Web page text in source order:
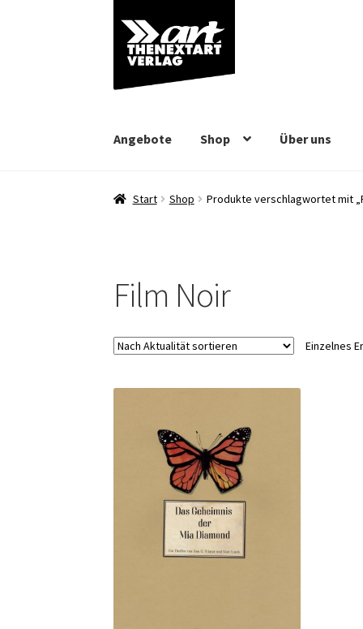
Zur
Navigation
springen
Zum
Inhalt
springen
Angebote Shop Über uns
Start Shop Produkte verschlagwortet mit
Film Noir
Einzelnes